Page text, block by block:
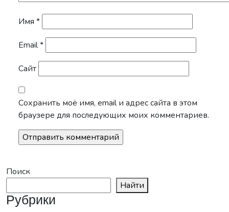
Имя *
Email*
Сайт
Сохранить моё имя, email и адрес сайта в этом
браузере для последующих моих комментариев.
Поиск
Найти
Рубрики